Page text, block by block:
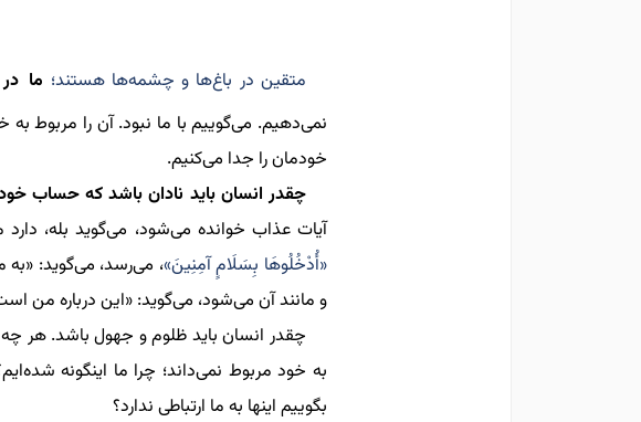
متقین در باغ‌ها و چشمه‌ها هستند؛ ما
نمی‌دهیم. می‌گوییم با ما نبود. آن را مربوط
خودمان را جدا می‌کنیم.
چقدر انسان باید نادان باشد که حساب خود
آیات عذاب خوانده می‌شود، می‌گوید بله،
«أُدْخُلُوهَا بِسَلَامٍ آمِنِینَ»، می‌رسد، می‌گوید: «به
و مانند آن می‌شود، می‌گوید: «این درباره من
چقدر انسان باید ظلوم و جهول باشد.
به خود مربوط نمی‌داند؛ چرا ما اینگونه
بگوییم اینها به ما ارتباطی ندارد؟